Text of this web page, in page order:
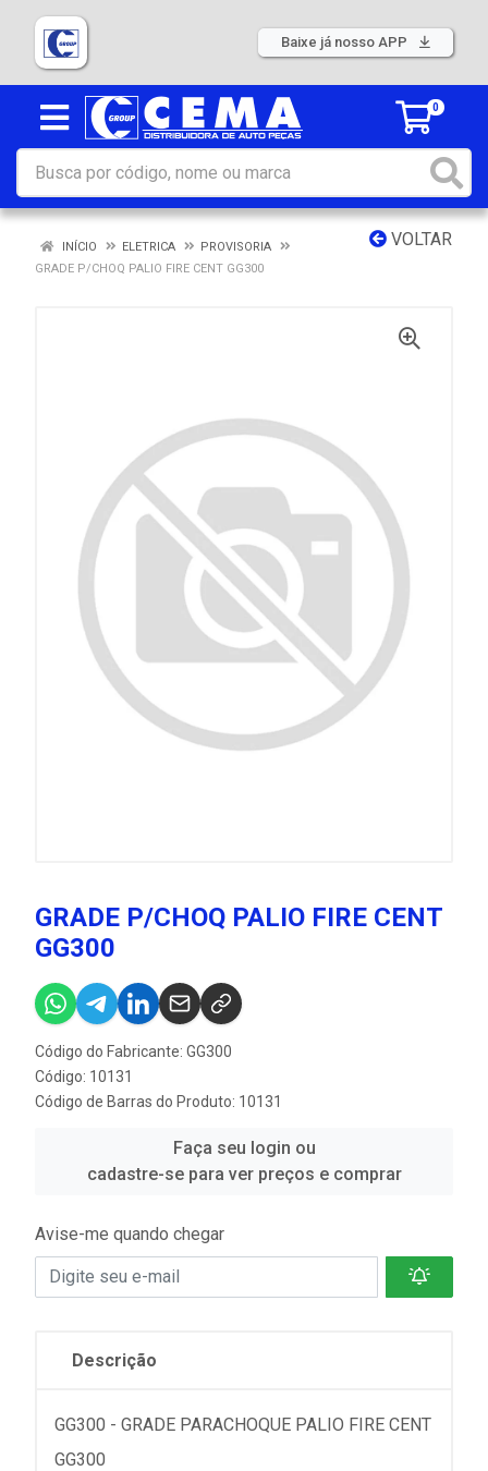
Baixe já nosso APP
0
VOLTAR
INÍCIO ELETRICA
PROVISORIA
GRADE P/CHOQ PALIO FIRE CENT GG300
GRADE P/CHOQ PALIO FIRE CENT
GG300
Código do Fabricante: GG300
Código: 10131
Código de Barras do Produto: 10131
Faça seu login ou
cadastre-se para ver preços e comprar
Avise-me quando chegar
Descrição
GG300 - GRADE PARACHOQUE PALIO FIRE CENT
GG300